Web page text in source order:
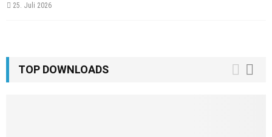
25. Juli 2026
TOP DOWNLOADS